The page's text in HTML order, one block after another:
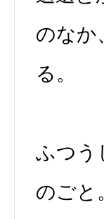
のなか
る。
ふつう
のごと